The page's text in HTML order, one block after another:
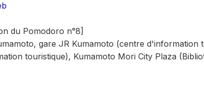
du Pomodoro n°8]
gare JR Kumamoto (centre d'information
touristique), Kumamoto Mori City Plaza